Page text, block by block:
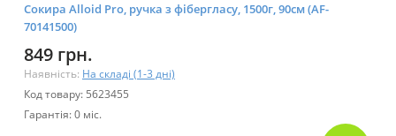
Сокира Alloid Pro, ручка з фібергласу, 1500г, 90см (AF-
70141500)
849 грн.
Наявність: На складі (1-3 дні)
Код товару: 5623455
Гарантія: 0 міс.